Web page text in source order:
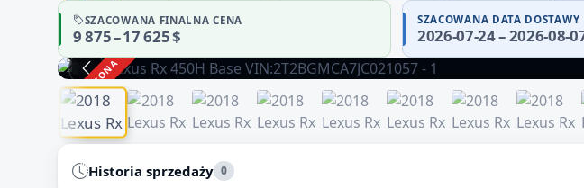
SZACOWANA FINALNA CENA
9 875 – 17 625 $
SZACOWANA DATA DOSTAWY
2026-07-24 – 2026-08-
ZAKOŃCZONA
Historia sprzedaży 0